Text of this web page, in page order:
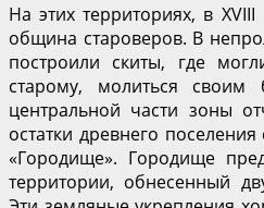
На этих территориях, в
община староверов. В
построили скиты, где
старому, молиться
центральной части зоны
остатки древнего
«Городище». Городище
территории, обнесенный